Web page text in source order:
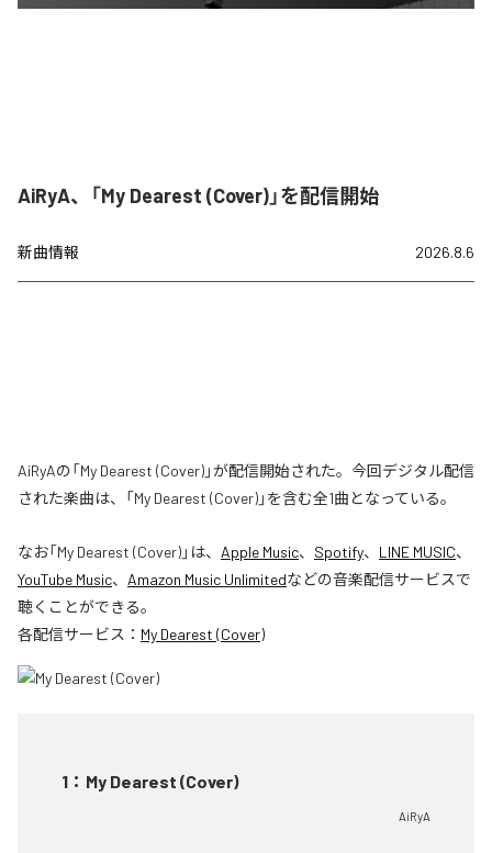
AiRyA、「My Dearest (Cover)」を配信開始
新曲情報 2026.8.6
AiRyAの「My Dearest (Cover)」が配信開始された。今回デジタル配信
された楽曲は、「My Dearest (Cover)」を含む全1曲となっている。
なお「My Dearest (Cover)」は、 Apple Music、 Spotify、 LINE MUSIC、
YouTube Music、 Amazon Music Unlimitedなどの音楽配信サービスで
聴くことができる。
各配信サービス： My Dearest (Cover)
1 ： My Dearest (Cover)
AiRyA